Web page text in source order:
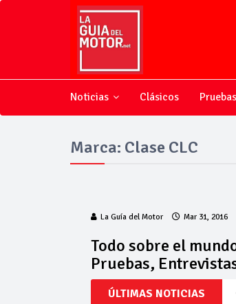
Noticias Clásicos Pruebas
Marca: Clase CLC
La Guía del Motor Mar 31, 2016
Todo sobre el
Pruebas,
ÚLTIMAS NOTICIAS